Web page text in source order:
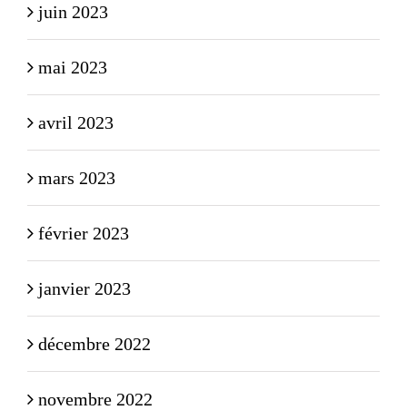
juin 2023
mai 2023
avril 2023
mars 2023
février 2023
janvier 2023
décembre 2022
novembre 2022